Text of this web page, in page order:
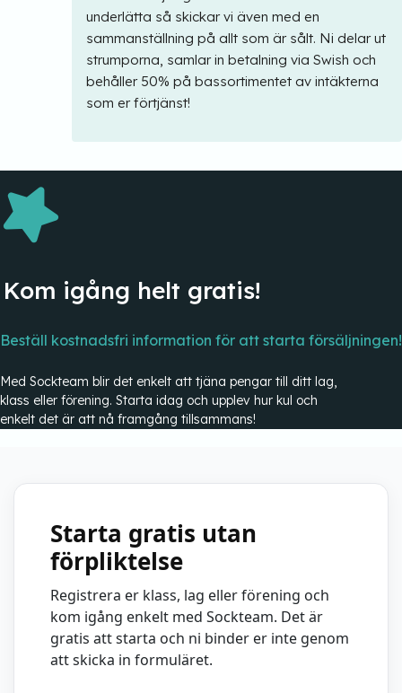
underlätta så skickar vi även med en
sammanställning på allt som är sålt. Ni delar ut
strumporna, samlar in betalning via Swish och
behåller 50% på bassortimentet av intäkterna
som er förtjänst!
Kom igång helt gratis!
Beställ kostnadsfri information för att starta försäljningen!
Med Sockteam blir det enkelt att tjäna pengar till ditt lag,
klass eller förening. Starta idag och upplev hur kul och
enkelt det är att nå framgång tillsammans!
Starta gratis utan
förpliktelse
Registrera er klass, lag eller förening och
kom igång enkelt med Sockteam. Det är
gratis att starta och ni binder er inte genom
att skicka in formuläret.